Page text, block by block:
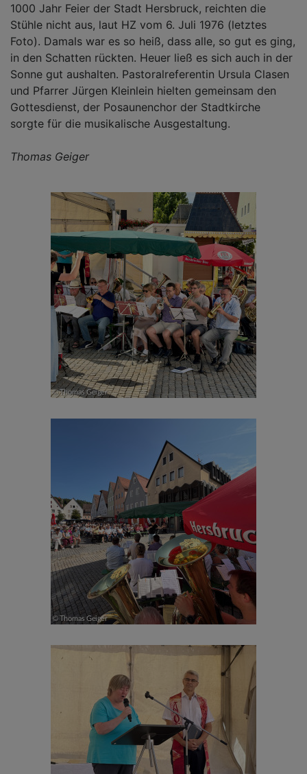
1000 Jahr Feier der Stadt Hersbruck, reichten die
Stühle nicht aus, laut HZ vom 6. Juli 1976 (letztes
Foto). Damals war es so heiß, dass alle, so gut es ging,
in den Schatten rückten. Heuer ließ es sich auch in der
Sonne gut aushalten. Pastoralreferentin Ursula Clasen
und Pfarrer Jürgen Kleinlein hielten gemeinsam den
Gottesdienst, der Posaunenchor der Stadtkirche
sorgte für die musikalische Ausgestaltung.
Thomas Geiger